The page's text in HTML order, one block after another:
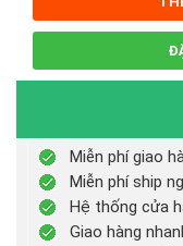
Miễn phí giao
Miễn phí ship
Hệ thống cửa
Giao hàng